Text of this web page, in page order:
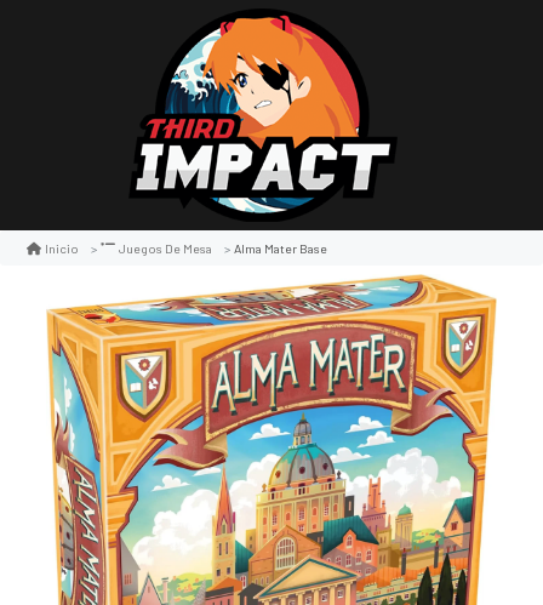
Inicio Juegos De Mesa Alma Mater Base